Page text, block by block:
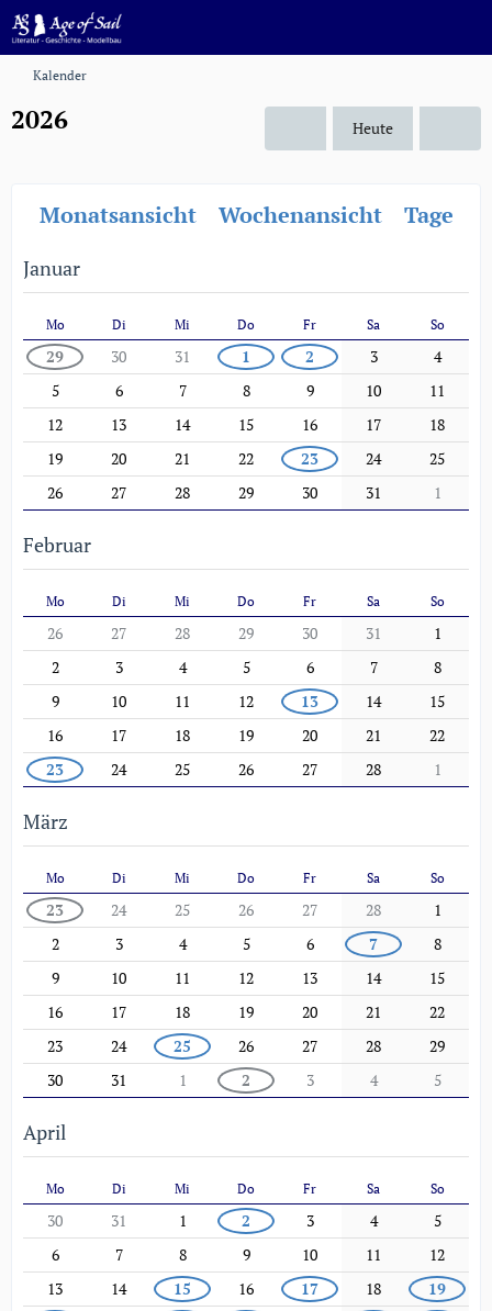
Kalender
2026 Heute
Monatsansicht Wochenansicht
Januar
Mo Di Mi Do Fr Sa So
29 30 31 1 2 3
4
5
6 7 8 9 10
11
12
13 14 15 16 17
18
19
20 21 22 23 24
25
26
27 28 29 30 31 1
Februar
Mo Di Mi Do Fr Sa So
26 27 28 29 30 31
1
2
3 4 5 6 7
8
9
10 11 12 13 14
15
16
17 18 19 20 21
22
23
24 25 26 27 28 1
März
Mo Di Mi Do Fr Sa So
23 24 25 26 27 28
1
2
3 4 5 6 7
8
9
10 11 12 13 14
15
16
17 18 19 20 21
22
23
24 25 26 27 28
29
30
31 1 2 3 4 5
April
Mo Di Mi Do Fr Sa So
30 31 1 2 3 4
5
6
7 8 9 10 11
12
13
14 15 16 17 18
19